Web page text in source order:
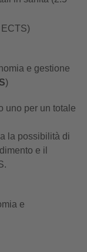
e gestione
)
uno per un totale
la possibilità di
e il
e